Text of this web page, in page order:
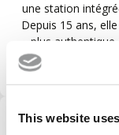
This website
une station
Depuis 15 ans,
plus authentique